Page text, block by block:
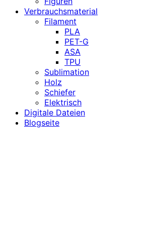
Verbrauchsmaterial
Filament
PLA
PET-G
ASA
TPU
Sublimation
Holz
Schiefer
Elektrisch
Digitale Dateien
Blogseite